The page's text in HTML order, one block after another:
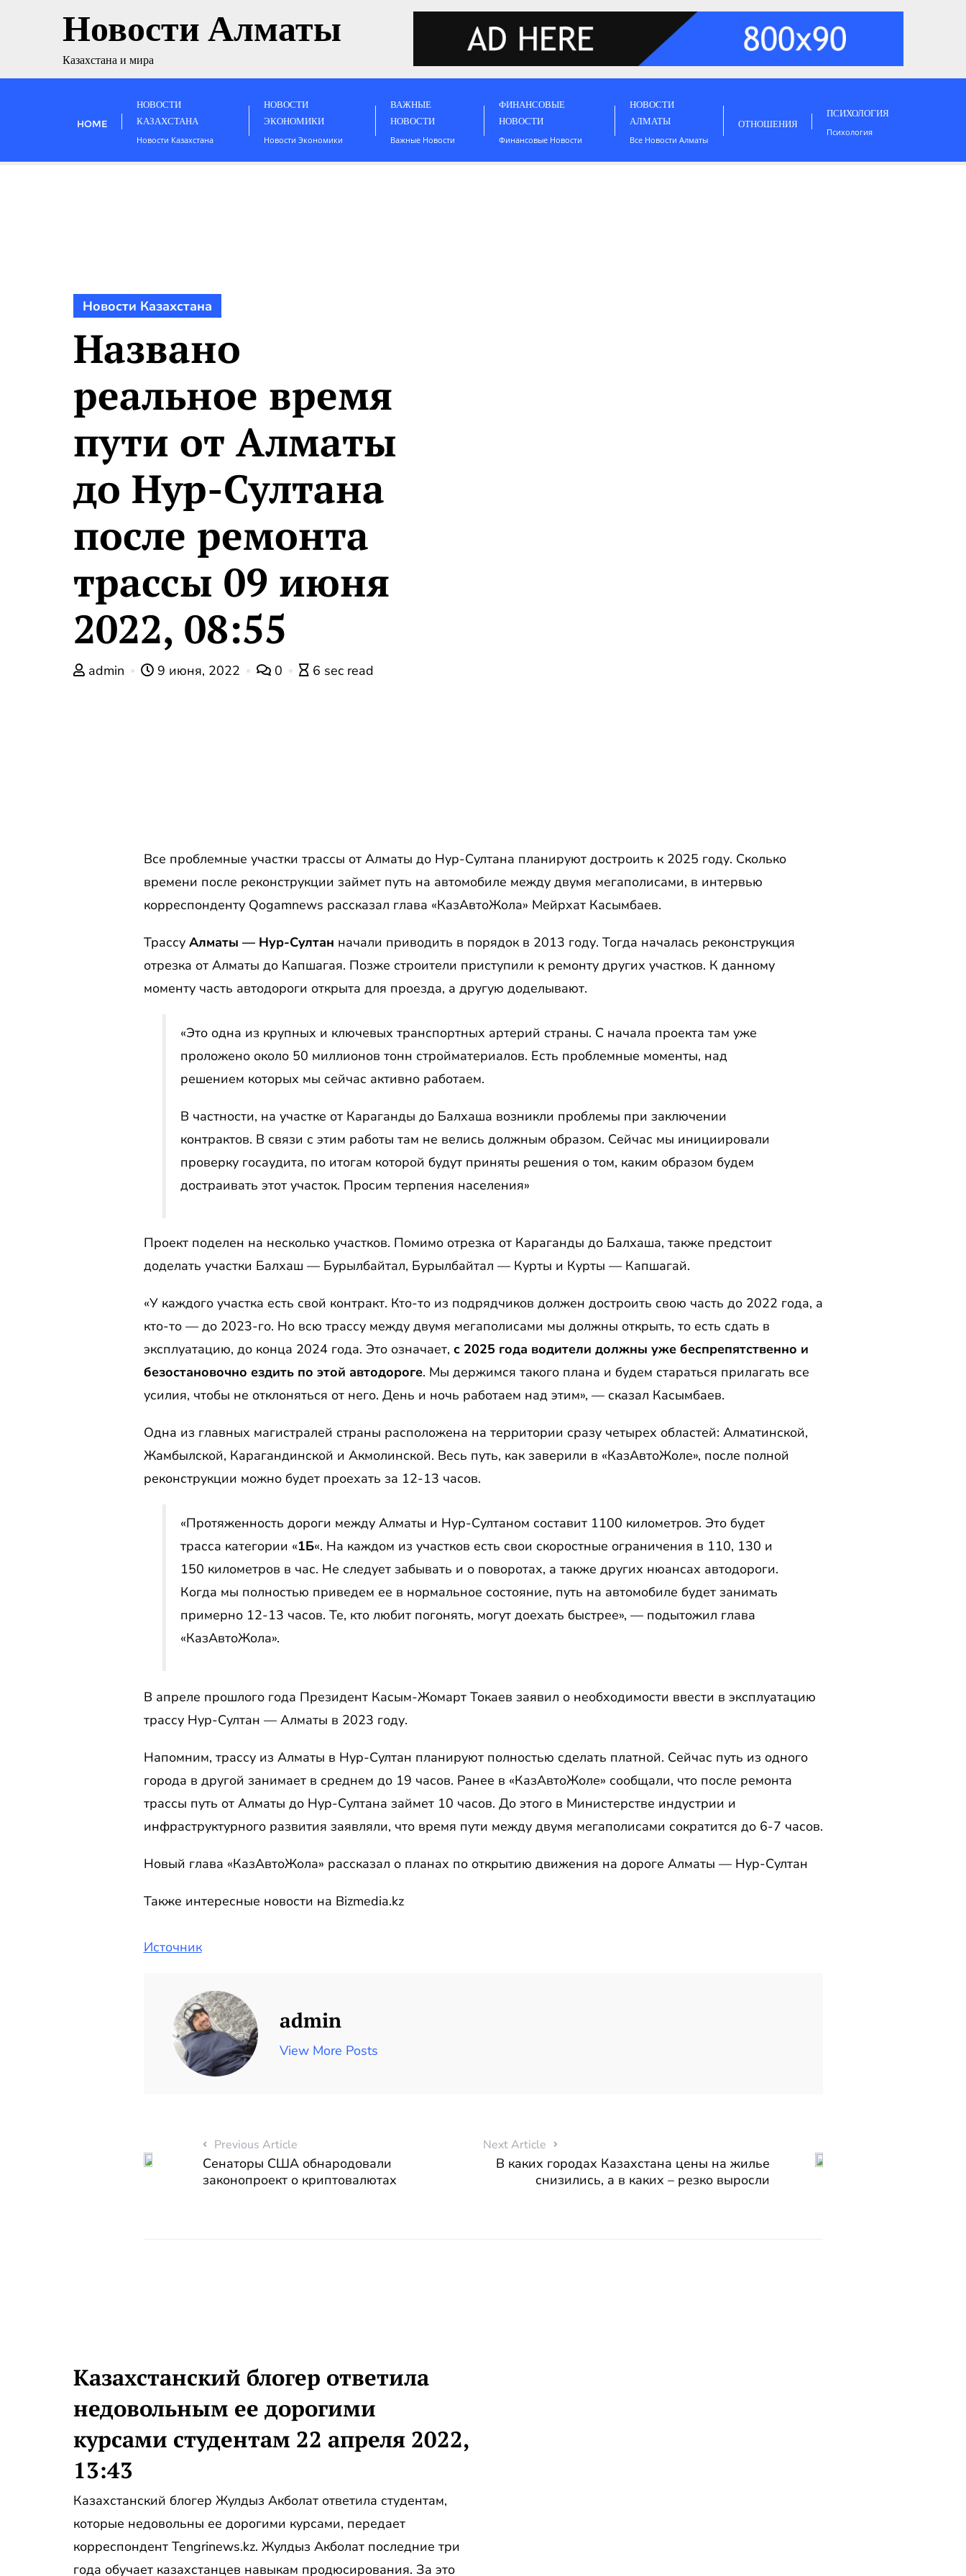
Новости Алматы
Казахстана и мира
HOME
НОВОСТИ
КАЗАХСТАНА
Новости Казахстана
НОВОСТИ
ЭКОНОМИКИ
Новости Экономики
ВАЖНЫЕ
НОВОСТИ
Важные Новости
ФИНАНСОВЫЕ
НОВОСТИ
Финансовые Новости
НОВОСТИ
АЛМАТЫ
Все Новости Алматы
ОТНОШЕНИЯ
ПСИХОЛОГИЯ
Психология
Новости Казахстана
Названо
реальное время
пути от Алматы
до Нур-Султана
после ремонта
трассы 09 июня
2022, 08:55
admin 9 июня, 2022 0 6 sec read
Все проблемные участки трассы от Алматы до Нур-Султана планируют достроить к 2025 году. Сколько
времени после реконструкции займет путь на автомобиле между двумя мегаполисами, в интервью
корреспонденту Qogamnews рассказал глава «КазАвтоЖола» Мейрхат Касымбаев.
Трассу Алматы — Нур-Султан начали приводить в порядок в 2013 году. Тогда началась реконструкция
отрезка от Алматы до Капшагая. Позже строители приступили к ремонту других участков. К данному
моменту часть автодороги открыта для проезда, а другую доделывают.
«Это одна из крупных и ключевых транспортных артерий страны. С начала проекта там уже
проложено около 50 миллионов тонн стройматериалов. Есть проблемные моменты, над
решением которых мы сейчас активно работаем.
В частности, на участке от Караганды до Балхаша возникли проблемы при заключении
контрактов. В связи с этим работы там не велись должным образом. Сейчас мы инициировали
проверку госаудита, по итогам которой будут приняты решения о том, каким образом будем
достраивать этот участок. Просим терпения населения»
Проект поделен на несколько участков. Помимо отрезка от Караганды до Балхаша, также предстоит
доделать участки Балхаш — Бурылбайтал, Бурылбайтал — Курты и Курты — Капшагай.
«У каждого участка есть свой контракт. Кто-то из подрядчиков должен достроить свою часть до 2022 года, а
кто-то — до 2023-го. Но всю трассу между двумя мегаполисами мы должны открыть, то есть сдать в
эксплуатацию, до конца 2024 года. Это означает, с 2025 года водители должны уже беспрепятственно и
безостановочно ездить по этой автодороге. Мы держимся такого плана и будем стараться прилагать все
усилия, чтобы не отклоняться от него. День и ночь работаем над этим», — сказал Касымбаев.
Одна из главных магистралей страны расположена на территории сразу четырех областей: Алматинской,
Жамбылской, Карагандинской и Акмолинской. Весь путь, как заверили в «КазАвтоЖоле», после полной
реконструкции можно будет проехать за 12-13 часов.
«Протяженность дороги между Алматы и Нур-Султаном составит 1100 километров. Это будет
трасса категории «1Б«. На каждом из участков есть свои скоростные ограничения в 110, 130 и
150 километров в час. Не следует забывать и о поворотах, а также других нюансах автодороги.
Когда мы полностью приведем ее в нормальное состояние, путь на автомобиле будет занимать
примерно 12-13 часов. Те, кто любит погонять, могут доехать быстрее», — подытожил глава
«КазАвтоЖола».
В апреле прошлого года Президент Касым-Жомарт Токаев заявил о необходимости ввести в эксплуатацию
трассу Нур-Султан — Алматы в 2023 году.
Напомним, трассу из Алматы в Нур-Султан планируют полностью сделать платной. Сейчас путь из одного
города в другой занимает в среднем до 19 часов. Ранее в «КазАвтоЖоле» сообщали, что после ремонта
трассы путь от Алматы до Нур-Султана займет 10 часов. До этого в Министерстве индустрии и
инфраструктурного развития заявляли, что время пути между двумя мегаполисами сократится до 6-7 часов.
Новый глава «КазАвтоЖола» рассказал о планах по открытию движения на дороге Алматы — Нур-Султан
Также интересные новости на Bizmedia.kz
Источник
admin
View More Posts
Previous Article
Сенаторы США обнародовали
законопроект о криптовалютах
Next Article
В каких городах Казахстана цены на жилье
снизились, а в каких – резко выросли
Казахстанский блогер ответила
недовольным ее дорогими
курсами студентам 22 апреля 2022,
13:43
Казахстанский блогер Жулдыз Акболат ответила студентам,
которые недовольны ее дорогими курсами, передает
корреспондент Tengrinews.kz. Жулдыз Акболат последние три
года обучает казахстанцев навыкам продюсирования. За это